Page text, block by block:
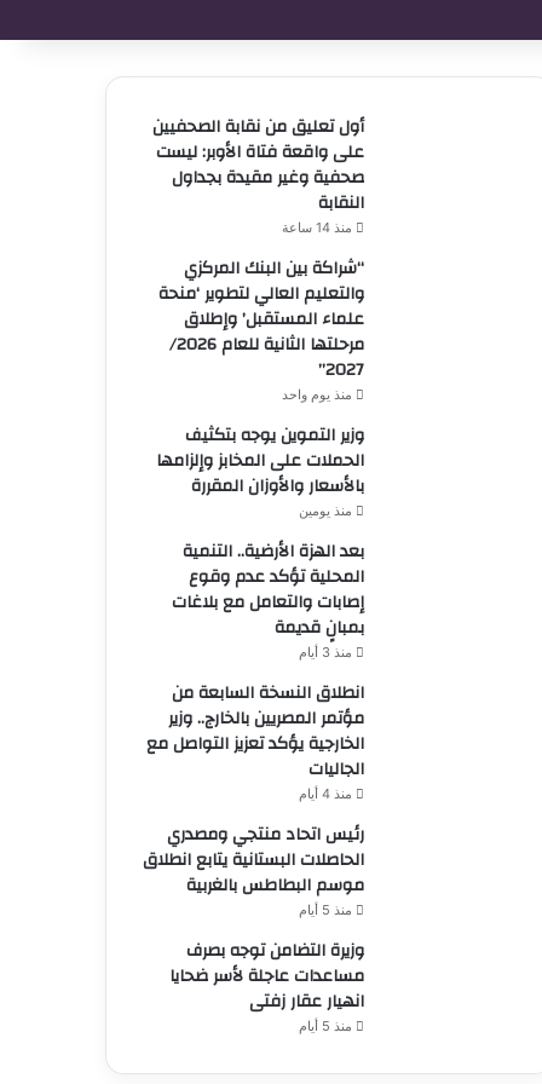
أول تعليق من نقابة الصحفيين
على واقعة فتاة الأوبر: ليست
صحفية وغير مقيدة بجداول
النقابة
منذ 14 ساعة
“شراكة بين البنك المركزي
والتعليم العالي لتطوير ‘منحة
علماء المستقبل’ وإطلاق
مرحلتها الثانية للعام 2026/
2027”
منذ يوم واحد
وزير التموين يوجه بتكثيف
الحملات على المخابز وإلزامها
بالأسعار والأوزان المقررة
منذ يومين
بعد الهزة الأرضية.. التنمية
المحلية تؤكد عدم وقوع
إصابات والتعامل مع بلاغات
بمبانٍ قديمة
منذ 3 أيام
انطلاق النسخة السابعة من
مؤتمر المصريين بالخارج.. وزير
الخارجية يؤكد تعزيز التواصل مع
الجاليات
منذ 4 أيام
رئيس اتحاد منتجي ومصدري
الحاصلات البستانية يتابع انطلاق
موسم البطاطس بالغربية
منذ 5 أيام
وزيرة التضامن توجه بصرف
مساعدات عاجلة لأسر ضحايا
انهيار عقار زفتى
منذ 5 أيام